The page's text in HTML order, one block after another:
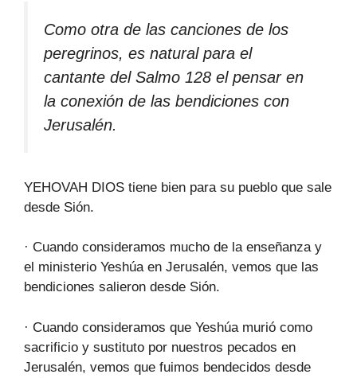
Como otra de las canciones de los
peregrinos, es natural para el
cantante del Salmo 128 el pensar en
la conexión de las bendiciones con
Jerusalén.
YEHOVAH DIOS tiene bien para su pueblo que sale
desde Sión.
· Cuando consideramos mucho de la enseñanza y
el ministerio Yeshúa en Jerusalén, vemos que las
bendiciones salieron desde Sión.
· Cuando consideramos que Yeshúa murió como
sacrificio y sustituto por nuestros pecados en
Jerusalén, vemos que fuimos bendecidos desde